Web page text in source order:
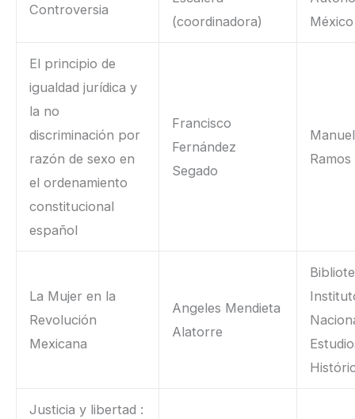
Controversia
(coordinadora)
México
El principio de
igualdad jurídica y
la no
discriminación por
razón de sexo en
el ordenamiento
constitucional
español
Francisco
Fernández
Segado
Ramos
La Mujer en la
Revolución
Mexicana
Angeles Mendieta
Alatorre
Justicia y libertad :